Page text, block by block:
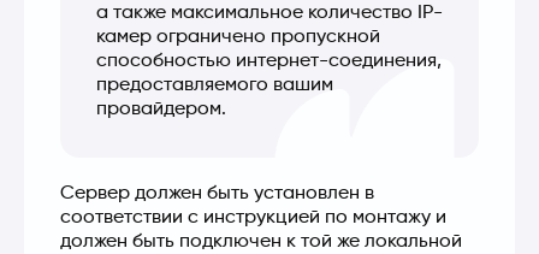
а также максимальное количество IP-
камер ограничено пропускной
способностью интернет-соединения,
предоставляемого вашим
провайдером.
Сервер должен быть установлен в
соответствии с инструкцией по монтажу и
должен быть подключен к той же локальной